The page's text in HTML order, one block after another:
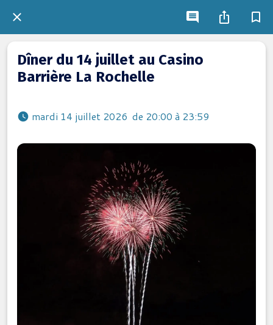
Dîner du 14 juillet au Casino
Barrière La Rochelle
mardi 14 juillet 2026  de 20:00 à 23:59